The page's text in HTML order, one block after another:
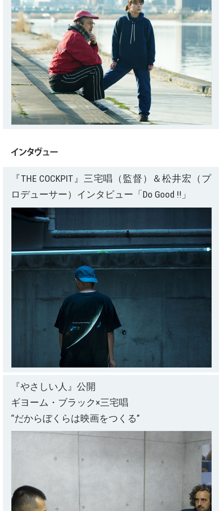
インタヴュー
『THE COCKPIT』三宅唱（監督）＆松井宏（プ
ロデューサー）インタビュー「Do Good !!」
『やさしい人』公開
ギヨーム・ブラック×三宅唱
“だからぼくらは映画をつくる”